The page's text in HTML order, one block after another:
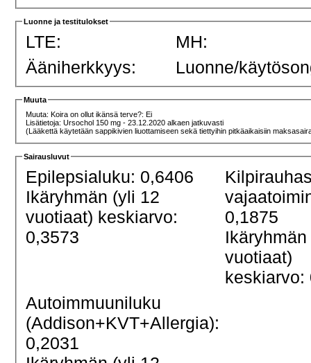
Luonne ja testitulokset
LTE:
MH:
Ääniherkkyys:
Luonne/
Muuta
Muuta: Koira on ollut ikänsä terve?: Ei
Lisätietoja: Ursochol 150 mg - 23.12.2020 alkaen jatkuvasti
(Lääkettä käytetään sappikivien liuottamiseen sekä tiettyihin pitkäaikaisiin
Sairausluvut
Epilepsialuku: 0,6406
Ikäryhmän (yli 12
vuotiaat) keskiarvo:
0,3573
0,1875
vuotiaat)
keskiarvo:
Autoimmuuniluku
(Addison+KVT+Allergia):
0,2031